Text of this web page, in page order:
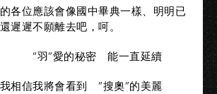
各位應該會像國中畢典一樣、明明已
遲遲不願離去吧，呵。
秘密 能一直延續
會看到 ”搜奧”的美麗